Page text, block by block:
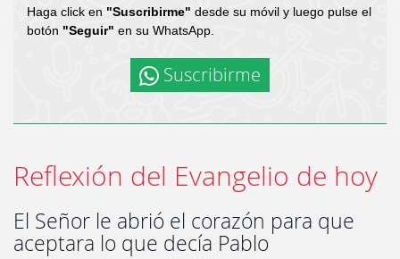
Haga click en "Suscribirme" desde su móvil y luego pulse el
botón "Seguir" en su WhatsApp.
Suscribirme
Reflexión del Evangelio de hoy
El Señor le abrió el corazón para que
aceptara lo que decía Pablo